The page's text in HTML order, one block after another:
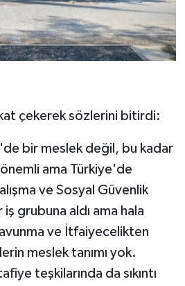
çekerek sözlerini bitirdi:
bir meslek değil, bu kadar
ama Türkiye'de
ve Sosyal Güvenlik
iş grubuna aldı ama hala
ve İtfaiyecelikten
meslek tanımı yok.
teşkilarında da sıkıntı